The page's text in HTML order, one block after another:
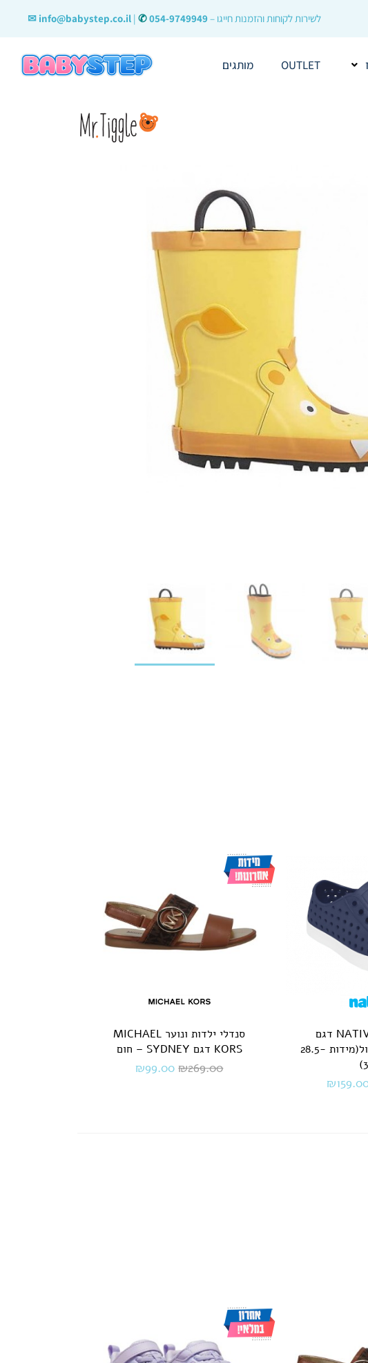
לשירות לקוחות והזמנות חייגו –054-9749949
✆
|
info@babystep.co.il ✉
OUTLET מותגים
נעלי ילדים NATIVE דגם
Jefferson – כחול(מידות 28.5-
₪
סנדלי ילדות ונוער MICHAEL
KORS דגם SYDNEY – חום
₪269.00
₪99.00